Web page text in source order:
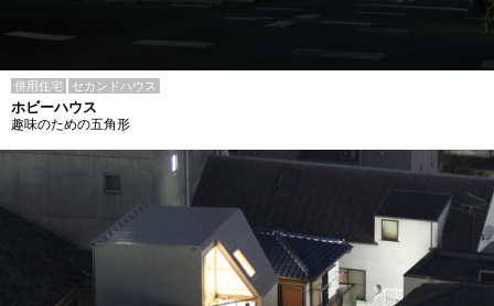
併用住宅 セカンドハウス
ホビーハウス
趣味のための五角形